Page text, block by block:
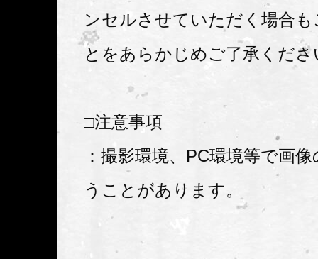
ンセルさせていただく場合
とをあらかじめご了承くださ
□注意事項
：撮影環境、PC環境等で画
うことがあります。